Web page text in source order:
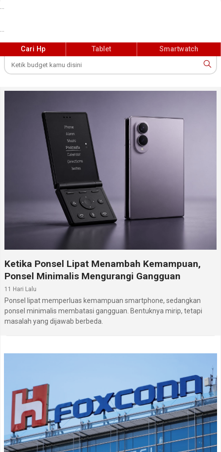
Cari Hp Tablet Smartwatch
Ketika Ponsel Lipat Menambah Kemampuan,
Ponsel Minimalis Mengurangi Gangguan
11 Hari Lalu
Ponsel lipat memperluas kemampuan smartphone, sedangkan
ponsel minimalis membatasi gangguan. Bentuknya mirip, tetapi
masalah yang dijawab berbeda.